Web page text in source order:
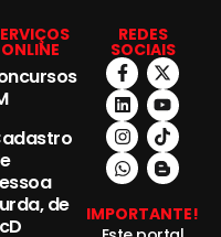
ONLINE
de
REDES
SOCIAIS
IMPORTANTE!